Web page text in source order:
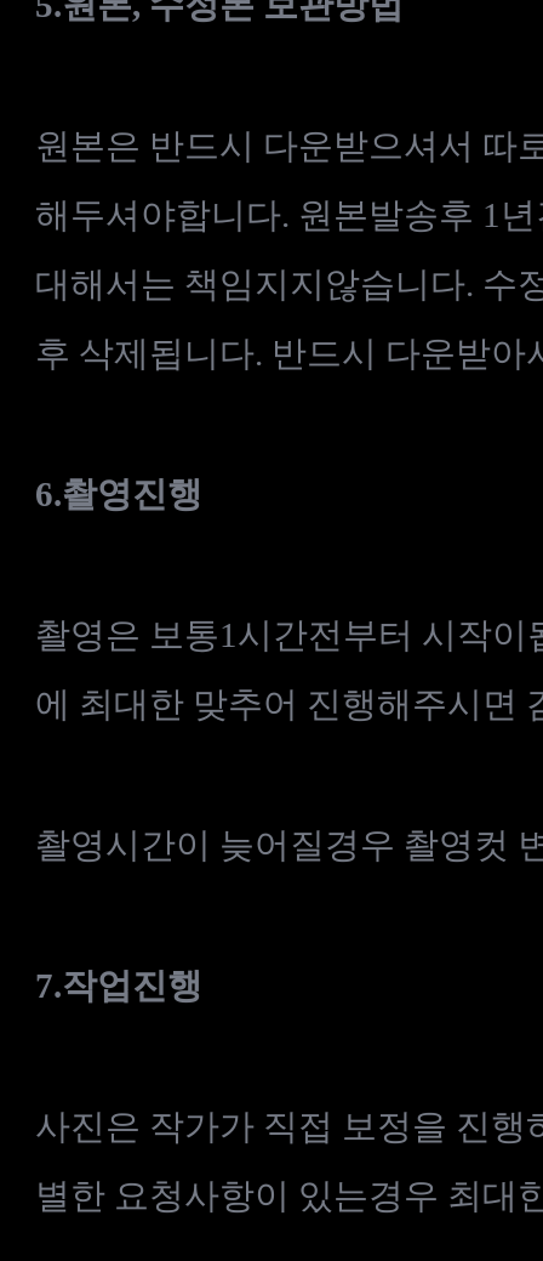
원본은 반드시 다운받으셔서 따
해두셔야합니다. 원본발송후 1
대해서는 책임지지않습니다. 수
후 삭제됩니다. 반드시 다운받아
6.촬영진행
촬영은 보통1시간전부터 시작
에 최대한 맞추어 진행해주시면
촬영시간이 늦어질경우 촬영컷
7.작업진행
사진은 작가가 직접 보정을 진
별한 요청사항이 있는경우 최대